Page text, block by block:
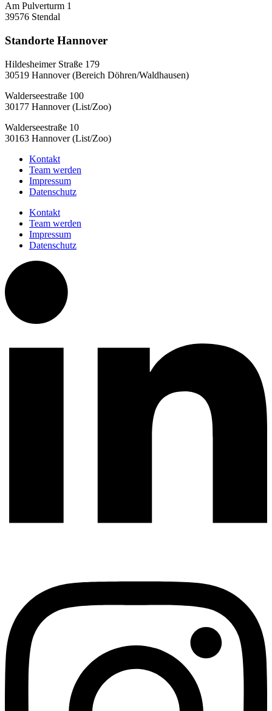
Am Pulverturm 1
39576 Stendal
Standorte Hannover
Hildesheimer Straße 179
30519 Hannover (Bereich Döhren/Waldhausen)
Walderseestraße 100
30177 Hannover (List/Zoo)
Walderseestraße 10
30163 Hannover (List/Zoo)
Kontakt
Team werden
Impressum
Datenschutz
Kontakt
Team werden
Impressum
Datenschutz